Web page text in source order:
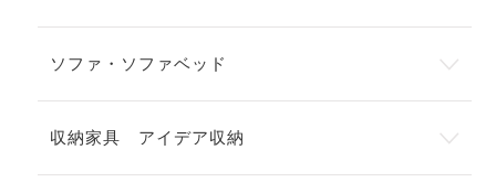
ソファ・ソファベッド
収納家具 アイデア収納